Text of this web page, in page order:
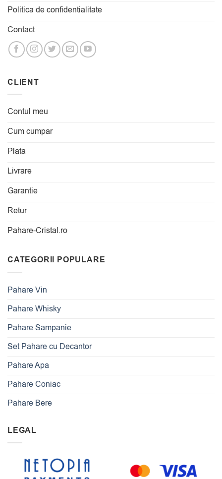
Politica de confidentialitate
Contact
CLIENT
Contul meu
Cum cumpar
Plata
Livrare
Garantie
Retur
Pahare-Cristal.ro
CATEGORII POPULARE
Pahare Vin
Pahare Whisky
Pahare Sampanie
Set Pahare cu Decantor
Pahare Apa
Pahare Coniac
Pahare Bere
LEGAL